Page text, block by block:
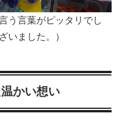
う言葉がピッタリでし
いました。）
かい想い